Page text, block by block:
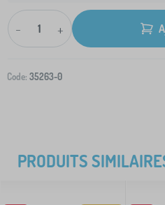
- +
Code: 35263-0
PRODUITS